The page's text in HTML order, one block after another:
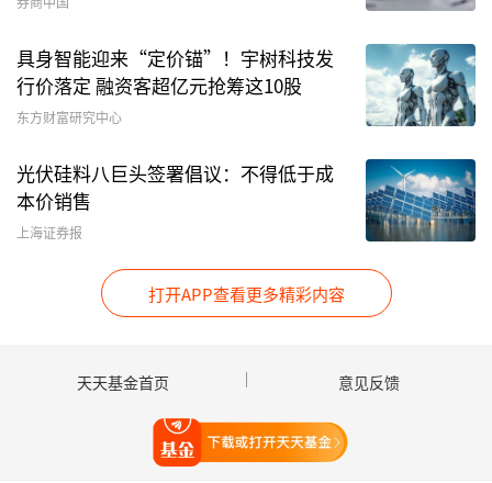
顶着高新技术的光环，清越科技曾吸引不少大中型
公募布局。2025年基金三季报显示，鹏华、民生
加银等旗下主动权益类基金重仓该股；2025年年
报显示，共有84只基金持有该股，涵盖多只指数
基金和量化基金，诺安基金、高盛等资管机构亦现
身前十大流通股东名单。
然而，正当众多机构将目光投向这家公司时，其财
务造假问题突然曝光。
2025年10月31日，清越科技收到中国证监会出具
假记载被立案调查。2026年4月30日，公司股票
被实施其他风险警示，股票简称由“清越科技”变
具身智能迎来“定价锚”！宇树科技发
行价落定 融资客超亿元抢筹这10股
东方财富研究中心
光伏硅料八巨头签署倡议：不得低于成
本价销售
上海证券报
打开APP查看更多精彩内容
天天基金首页 意见反馈
打开天天基金